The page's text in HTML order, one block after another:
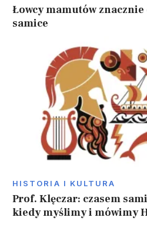
Łowcy mamutów
samice
HISTORIA I KULTURA
Prof. Klęczar: czasem
kiedy myślimy i mówimy